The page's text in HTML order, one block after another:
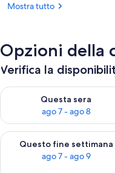
Mostra tutto
Opzioni della
Verifica la
Questa sera
ago 7 - ago 8
Verifica la disponibilità
Questo fine settimana
ago 7 - ago 9
Verifica la disponibilità